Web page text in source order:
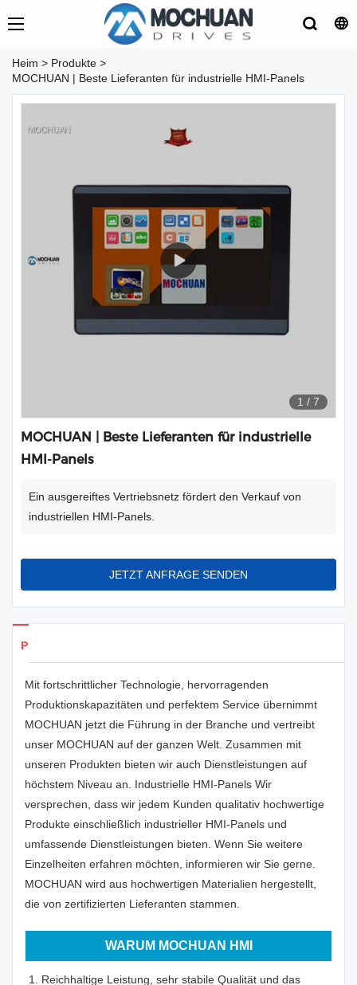
Heim > Produkte >
MOCHUAN | Beste Lieferanten für industrielle HMI-Panels
1 / 7
MOCHUAN | Beste Lieferanten für industrielle
HMI-Panels
Ein ausgereiftes Vertriebsnetz fördert den Verkauf von
industriellen HMI-Panels.
JETZT ANFRAGE SENDEN
Produkte Details
Mit fortschrittlicher Technologie, hervorragenden
Produktionskapazitäten und perfektem Service übernimmt
MOCHUAN jetzt die Führung in der Branche und vertreibt
unser MOCHUAN auf der ganzen Welt. Zusammen mit
unseren Produkten bieten wir auch Dienstleistungen auf
höchstem Niveau an. Industrielle HMI-Panels Wir
versprechen, dass wir jedem Kunden qualitativ hochwertige
Produkte einschließlich industrieller HMI-Panels und
umfassende Dienstleistungen bieten. Wenn Sie weitere
Einzelheiten erfahren möchten, informieren wir Sie gerne.
MOCHUAN wird aus hochwertigen Materialien hergestellt,
die von zertifizierten Lieferanten stammen.
WARUM MOCHUAN HMI
1. Reichhaltige Leistung, sehr stabile Qualität und das